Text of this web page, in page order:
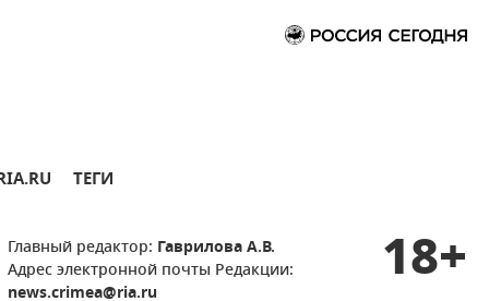
ТЕГИ
Главный редактор: Гаврилова А.В.
Адрес электронной почты Редакции:
news.crimea@ria.ru
18+